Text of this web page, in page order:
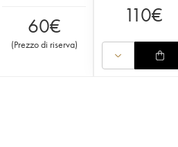
60€
(Prezzo di riserva)
110€